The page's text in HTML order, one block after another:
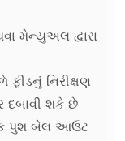
મેન્યુઅલ દ્વારા
નિરીક્ષણ
દબાવી શકે છે
પુશ બેલ આઉટ